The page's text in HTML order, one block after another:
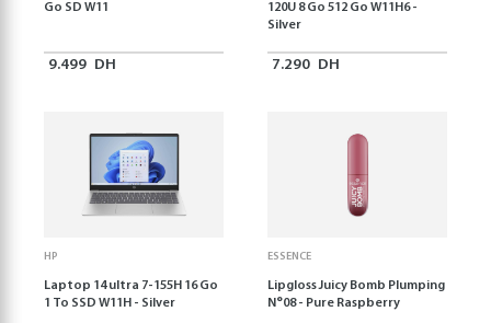
Go SD W11
9.499 DH
120U 8 Go 512 Go W11H6 -
Silver
7.290 DH
HP
Laptop 14 ultra 7-155H 16 Go
1 To SSD W11H - Silver
ESSENCE
Lipgloss Juicy Bomb Plumping
N°08 - Pure Raspberry